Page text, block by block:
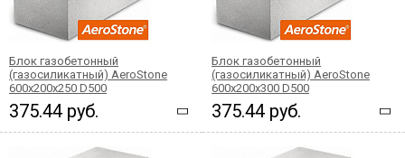
Блок газобетонный
(газосиликатный) AeroStone
600x200x250 D500
375.44 руб.
Блок газобетонный
(газосиликатный) AeroStone
600x200x300 D500
375.44 руб.